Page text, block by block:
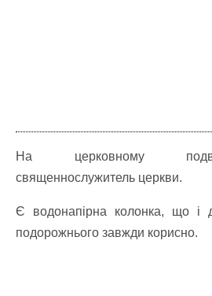
На церковному
священнослужитель церкви.
Є водонапірна колонка, що і
подорожнього завжди корисно.